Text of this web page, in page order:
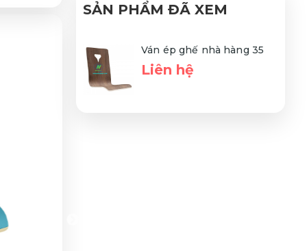
SẢN PHẨM ĐÃ XEM
Ván ép ghế nhà hàng 35
Liên hệ